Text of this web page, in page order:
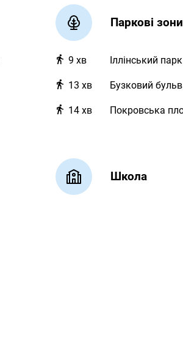
Паркові зони
9 хв Іллінський парк
13 хв Бузковий
14хв Покровська
Школа